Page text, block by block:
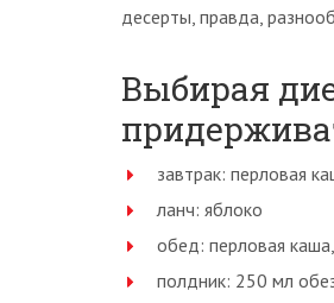
десерты, правда,
Выбирая
завтрак: перловая
ланч: яблоко
обед: перловая
полдник: 250 мл